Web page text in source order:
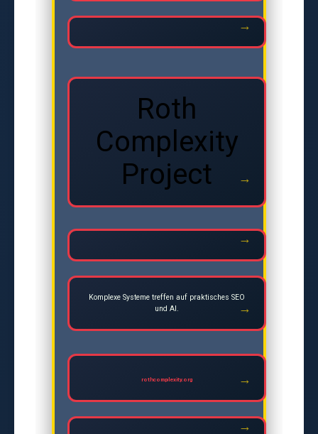
Roth
Complexity
Project
Komplexe Systeme treffen auf praktisches SEO
und AI.
rothcomplexity.org